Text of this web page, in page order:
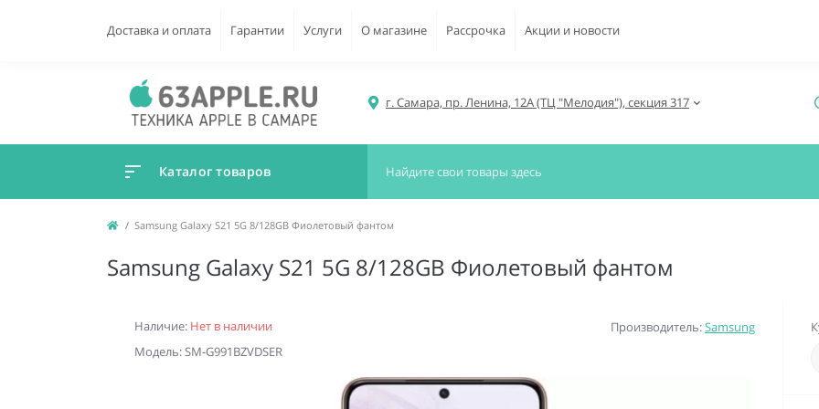
Доставка и оплата Гарантии Услуги О магазине Рассрочка Акции и новости
г. Самара, пр. Ленина, 12А (ТЦ "Мелодия"), секция 317
Каталог товаров
Samsung Galaxy S21 5G 8/128GB Фиолетовый фантом
Samsung Galaxy S21 5G 8/128GB Фиолетовый фантом
Наличие: Нет в наличии
Модель: SM-G991BZVDSER
Производитель:Samsung